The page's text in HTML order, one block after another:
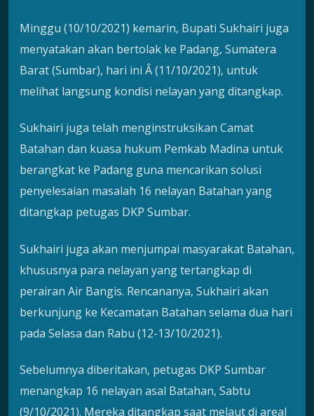
Minggu (10/10/2021) kemarin, Bupati Sukhairi juga
menyatakan akan bertolak ke Padang, Sumatera
Barat (Sumbar), hari ini Â (11/10/2021), untuk
melihat langsung kondisi nelayan yang ditangkap.
Sukhairi juga telah menginstruksikan Camat
Batahan dan kuasa hukum Pemkab Madina untuk
berangkat ke Padang guna mencarikan solusi
penyelesaian masalah 16 nelayan Batahan yang
ditangkap petugas DKP Sumbar.
Sukhairi juga akan menjumpai masyarakat Batahan,
khususnya para nelayan yang tertangkap di
perairan Air Bangis. Rencananya, Sukhairi akan
berkunjung ke Kecamatan Batahan selama dua hari
pada Selasa dan Rabu (12-13/10/2021).
Sebelumnya diberitakan, petugas DKP Sumbar
menangkap 16 nelayan asal Batahan, Sabtu
(9/10/2021). Mereka ditangkap saat melaut di areal